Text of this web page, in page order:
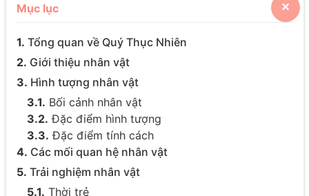
✕
Mục lục
1. Tổng quan về Quý Thục Nhiên
2. Giới thiệu nhân vật
3. Hình tượng nhân vật
3.1. Bối cảnh nhân vật
3.2. Đặc điểm hình tượng
3.3. Đặc điểm tính cách
4. Các mối quan hệ nhân vật
5. Trải nghiệm nhân vật
5.1. Thời trẻ